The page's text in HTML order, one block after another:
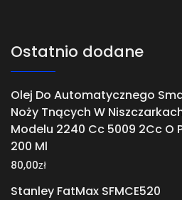
Ostatnio dodane
Olej Do Automatycznego
Noży Tnących W
Modelu 2240 Cc 5009 2Cc O
200 Ml
80,00zł
Stanley FatMax SFMCE520